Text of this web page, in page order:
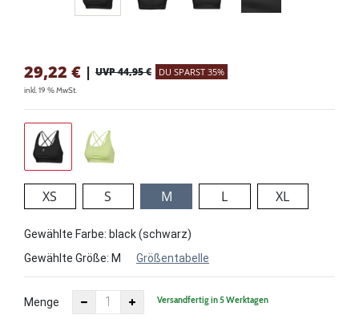
29,22 € | UVP 44,95 € DU SPARST 35%
inkl. 19 % MwSt.
XS S M L XL
Gewählte Farbe: black (schwarz)
Gewählte Größe: M Größentabelle
Menge Versandfertig in 5 Werktagen